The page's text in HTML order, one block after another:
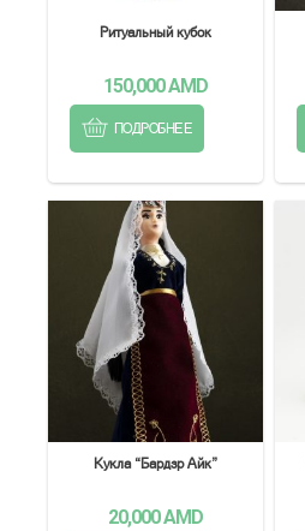
Ритуальный кубок
150,000AMD
ПОДРОБНЕЕ
Кукла “Бардзр Айк”
20,000AMD